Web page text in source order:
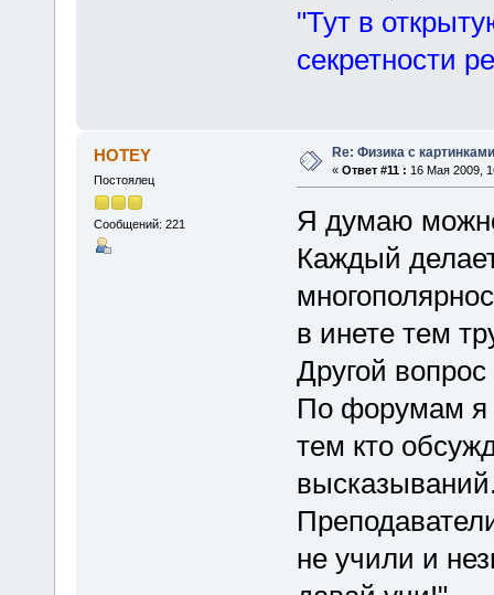
"Тут в
секретности
HOTEY
Постоялец
Сообщений: 221
Re: Физика с картинками
« Ответ #11 : 16 Мая 2009,
Я думаю
Каждый
в инете тем
Другой
По форумам я
тем кто
не учили и